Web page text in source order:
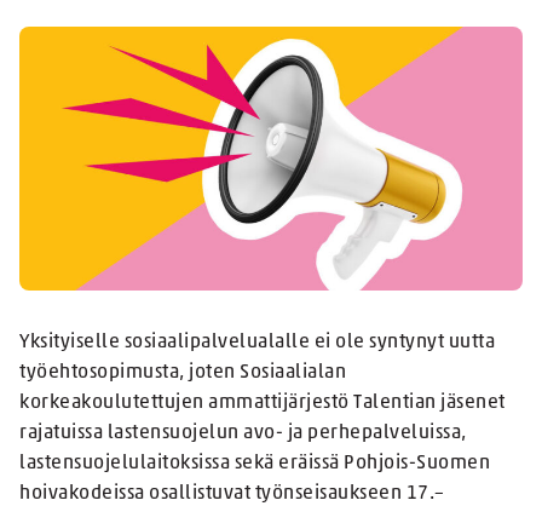
Yksityiselle sosiaalipalvelualalle ei ole syntynyt uutta
työehtosopimusta, joten Sosiaalialan
korkeakoulutettujen ammattijärjestö Talentian jäsenet
rajatuissa lastensuojelun avo- ja perhepalveluissa,
lastensuojelulaitoksissa sekä eräissä Pohjois-Suomen
hoivakodeissa osallistuvat työnseisaukseen 17.–